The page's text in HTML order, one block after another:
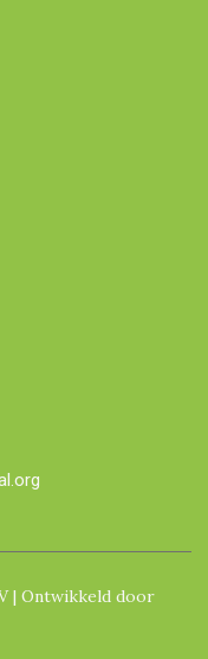
| Ontwikkeld door